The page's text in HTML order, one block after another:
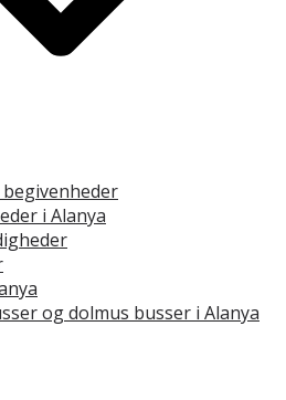
i Alanya
og dolmus busser i Alanya